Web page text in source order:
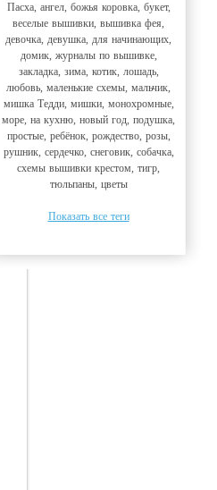
Пасха, ангел, божья коровка, букет,
веселые вышивки, вышивка фея,
девочка, девушка, для начинающих,
домик, журналы по вышивке,
закладка, зима, котик, лошадь,
любовь, маленькие схемы, мальчик,
мишка Тедди, мишки, монохромные,
море, на кухню, новый год, подушка,
простые, ребёнок, рождество, розы,
рушник, сердечко, снеговик, собачка,
схемы вышивки крестом, тигр,
тюльпаны, цветы
Показать все теги